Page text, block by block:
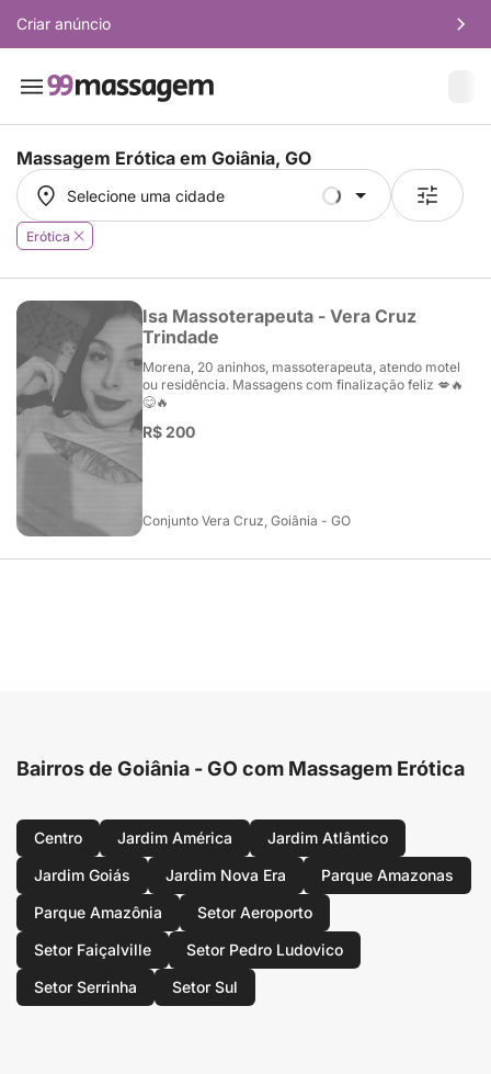
Criar anúncio
Massagem Erótica em Goiânia, GO
Selecione uma cidade
Selecione uma cidade
Erótica
Isa Massoterapeuta - Vera Cruz
Trindade
Morena, 20 aninhos, massoterapeuta, atendo motel
ou residência. Massagens com finalização feliz 💋🔥
😋🔥
R$ 200
Conjunto Vera Cruz, Goiânia - GO
Bairros de Goiânia - GO com Massagem Erótica
Centro Jardim América
Jardim Atlântico
Jardim Goiás
Jardim Nova Era
Parque Amazonas
Parque Amazônia
Setor Aeroporto
Setor Faiçalville
Setor Pedro Ludovico
Setor Serrinha
Setor Sul